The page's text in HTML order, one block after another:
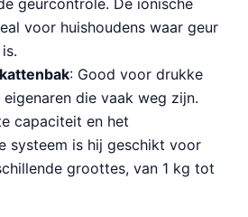
geurcontrole. De ionische
voor huishoudens waar geur
: Good voor drukke
die vaak weg zijn.
capaciteit en het
systeem is hij geschikt voor
groottes, van 1 kg tot